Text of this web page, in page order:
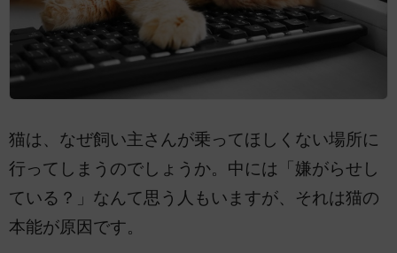
猫は、なぜ飼い主さんが乗ってほしくない場所に
行ってしまうのでしょうか。中には「嫌がらせし
ている？」なんて思う人もいますが、それは猫の
本能が原因です。